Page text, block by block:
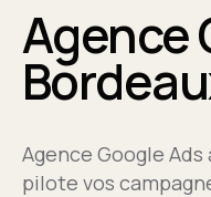
Agence
Agence Google
pilote vos